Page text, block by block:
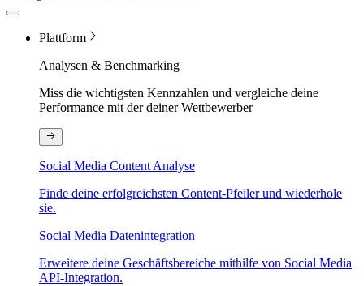
Plattform
Analysen & Benchmarking
Miss die wichtigsten Kennzahlen und vergleiche deine
Performance mit der deiner Wettbewerber
Social Media Content Analyse
Finde deine erfolgreichsten Content-Pfeiler und wiederhole
sie.
Social Media Datenintegration
Erweitere deine Geschäftsbereiche mithilfe von Social Media
API-Integration.